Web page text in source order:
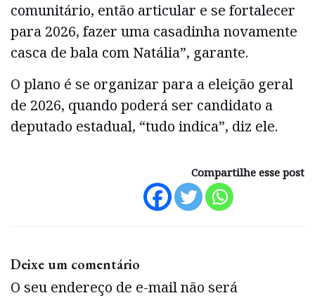
comunitário, então articular e se fortalecer
para 2026, fazer uma casadinha novamente
casca de bala com Natália”, garante.
O plano é se organizar para a eleição geral
de 2026, quando poderá ser candidato a
deputado estadual, “tudo indica”, diz ele.
Compartilhe esse post
Deixe um comentário
O seu endereço de e-mail não será